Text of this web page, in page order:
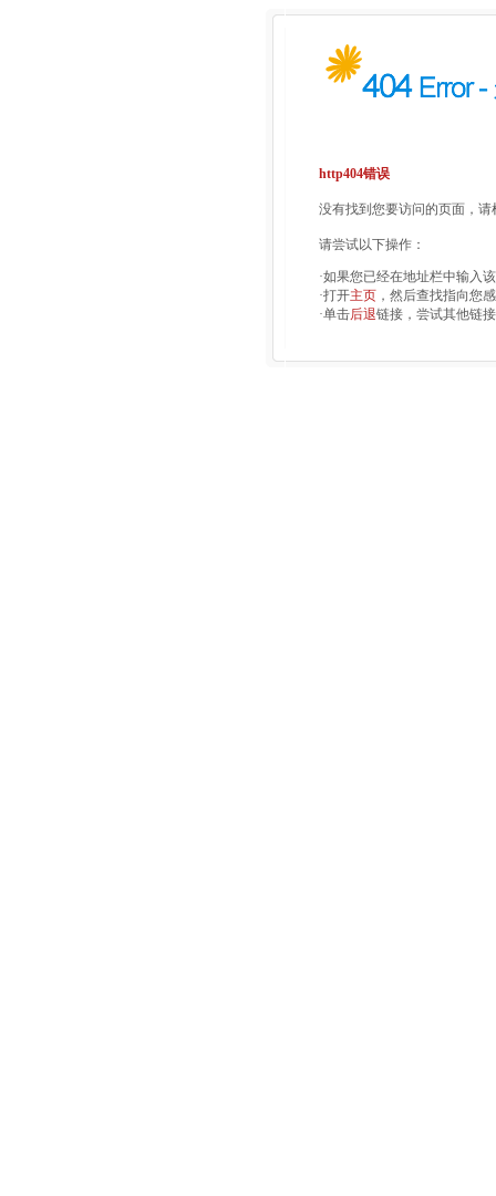
http404错误
没有找到您要访问的页面，
请尝试以下操作：
·如果您已经在地址栏中输入
·打开主页 ，然后查找指向您
·单击后退链接，尝试其他链